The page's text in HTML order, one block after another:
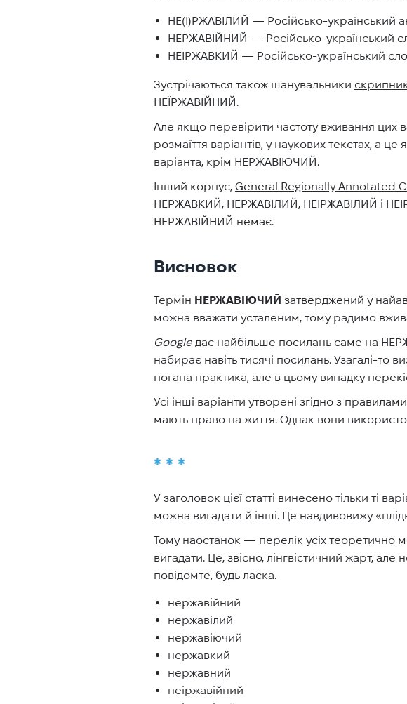
НЕ(І)РЖАВІЛИЙ — Російсько-український
НЕРЖАВІЙНИЙ — Російсько-український
НЕІРЖАВКИЙ — Російсько-український
Зустрічаються також шанувальники
НЕЇРЖАВІЙНИЙ.
Але якщо перевірити частоту вживання цих
розмаїття варіантів, у наукових текстах, а
варіанта, крім НЕРЖАВІЮЧИЙ.
Інший корпус, General Regionally Annotated
НЕРЖАВКИЙ, НЕРЖАВІЛИЙ, НЕІРЖАВІЛИЙ і
НЕРЖАВІЙНИЙ немає.
Висновок
Термін НЕРЖАВІЮЧИЙ затверджений у
можна вважати усталеним, тому радимо
Google дає найбільше посилань саме на
набирає навіть тисячі посилань. Узагалі-то
погана практика, але в цьому випадку
Усі інші варіанти утворені згідно з
мають право на життя. Однак вони
* * *
У заголовок цієї статті винесено тільки ті
можна вигадати й інші. Це навдивовижу
Тому наостанок — перелік усіх теоретично
вигадати. Це, звісно, лінгвістичний жарт,
повідомте, будь ласка.
нержавійний
нержавілий
нержавіючий
нержавкий
нержавний
неіржавійний